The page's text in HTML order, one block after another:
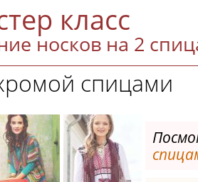
класс
носков на 2
спицами